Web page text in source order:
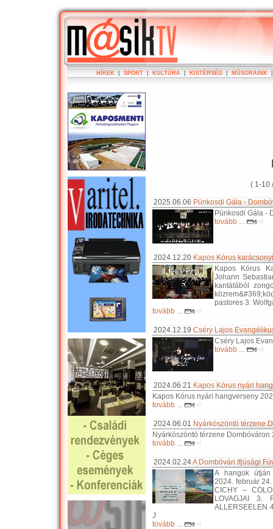
HÍREK SPORT KULTÚRA KISTÉRSÉG MÛSORAINK
( 1-10
2025.06.06 Pünkosdi Gála -
Pünkosdi Gála -
tovább ...
2024.12.20 Kapos Kórus
Kapos Kórus
Johann
kantátából
pastores 3.
tovább ...
2024.12.19 Cséry Lajos
Cséry Lajos
tovább ...
2024.06.21 Kapos Kórus nyári
Kapos Kórus nyári hangverseny
tovább ...
2024.06.01 Nyárköszöntö térzene
Nyárköszöntö térzene Dombóváron
tovább ...
2024.02.24A Dombóvári Ifjúsági
A hangok útján
2024. február
CICHY –
LOVAGJAI 3.
ALLERSEELEN
J
tovább ...